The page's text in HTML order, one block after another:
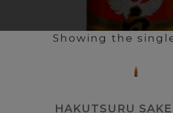
Showing the
HAKUTSURU